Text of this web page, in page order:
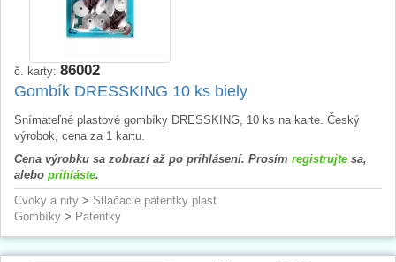
č. karty: 86002
Gombík DRESSKING 10 ks biely
Snímateľné plastové gombíky DRESSKING, 10 ks na karte. Český
výrobok, cena za 1 kartu.
Cena výrobku sa zobrazí až po prihlásení. Prosím registrujte sa,
alebo prihláste.
Cvoky a nity > Stláčacie patentky plast
Gombíky > Patentky